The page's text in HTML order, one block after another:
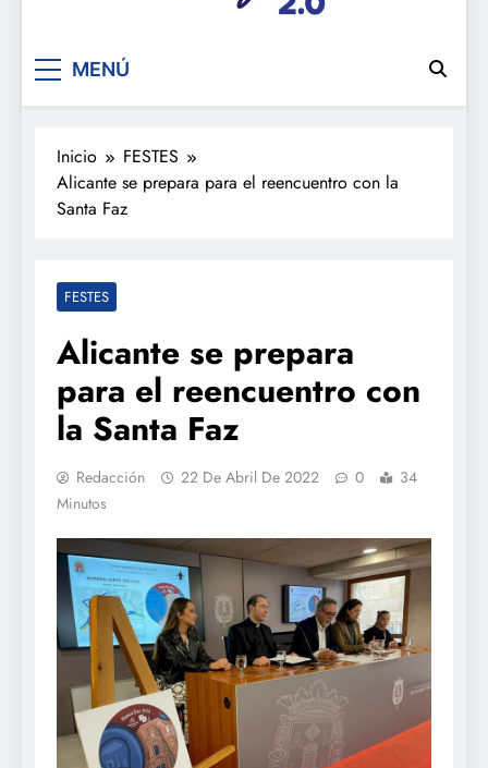
De festa en festa 2.0
MENÚ
Inicio
FESTES
Alicante se prepara para el reencuentro con la
Santa Faz
FESTES
Alicante se prepara
para el reencuentro con
la Santa Faz
Redacción 22 De Abril De 2022 0
34
Minutos